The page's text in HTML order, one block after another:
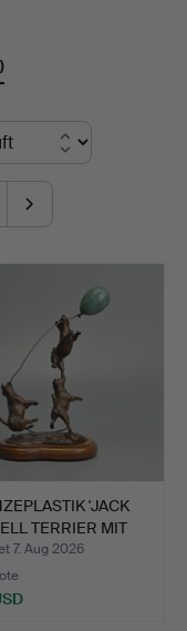
'JACK
TERRIER MIT
7. Aug 2026